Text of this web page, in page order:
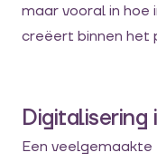
maar vooral in
creëert binnen het
Digitalisering
Een